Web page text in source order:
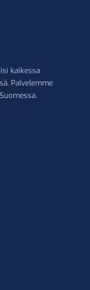
kaikessa
Palvelemme